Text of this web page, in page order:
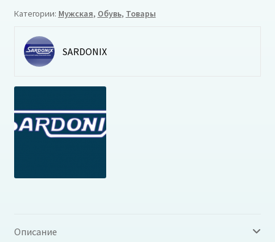
Категории: Мужская, Обувь, Товары
SARDONIX
Описание